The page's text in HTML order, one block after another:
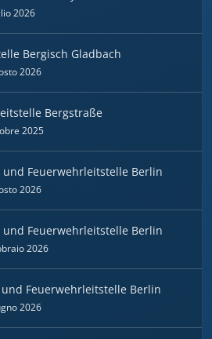
2026
Bergisch Gladbach
2026
Bergstraße
2025
und Feuerwehrleitstelle Berlin
2026
und Feuerwehrleitstelle Berlin
2026
Feuerwehrleitstelle Berlin
2026